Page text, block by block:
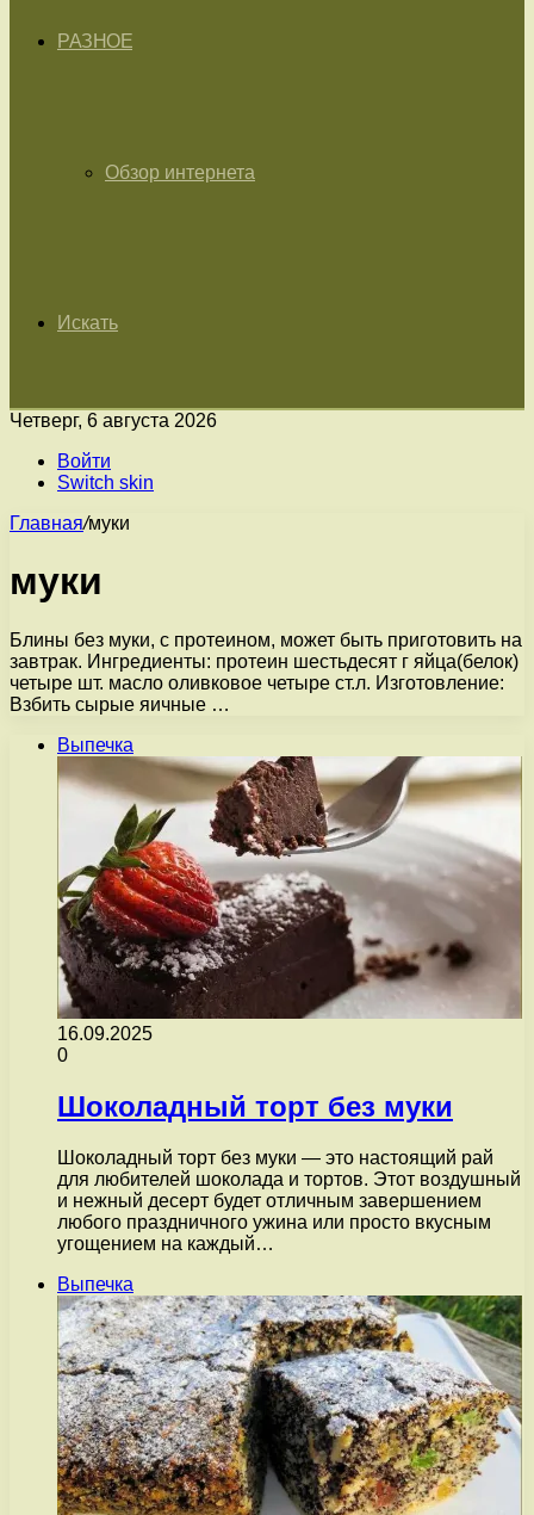
РАЗНОЕ
Обзор интернета
Искать
Четверг, 6 августа 2026
Войти
Switch skin
Главная/муки
муки
Блины без муки, с протеином, может быть приготовить на
завтрак. Ингредиенты: протеин шестьдесят г яйца(белок)
четыре шт. масло оливковое четыре ст.л. Изготовление:
Взбить сырые яичные …
Выпечка
16.09.2025
0
Шоколадный торт без муки
Шоколадный торт без муки — это настоящий рай
для любителей шоколада и тортов. Этот воздушный
и нежный десерт будет отличным завершением
любого праздничного ужина или просто вкусным
угощением на каждый…
Выпечка